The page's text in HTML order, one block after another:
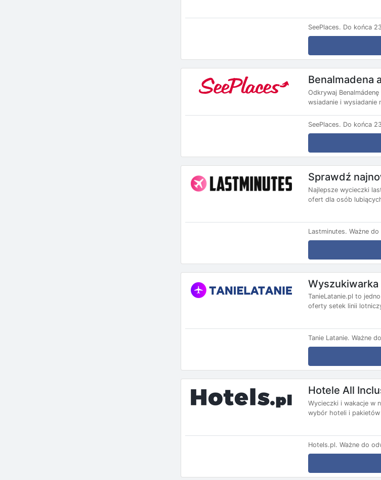
SeePlaces. Do końca
Benalmadena
Odkrywaj
wsiadanie i wysiadanie
SeePlaces. Do końca
Sprawdź
Najlepsze wycieczki
ofert dla osób
Lastminutes. Ważne do
Wyszukiwarka
TanieLatanie.pl to
oferty setek linii
Tanie Latanie. Ważne
Hotele All
Wycieczki i wakacje w
wybór hoteli i
Hotels.pl. Ważne do